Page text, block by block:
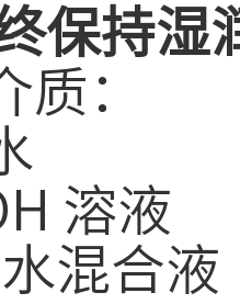
保持湿
质：
溶液
混合液